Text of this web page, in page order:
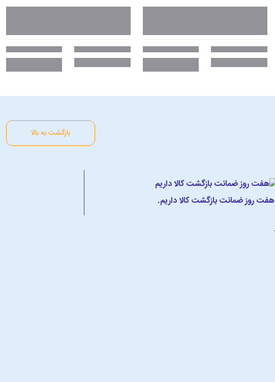
بازگشت به بالا
هفت روز ضمانت بازگشت کالا داریم.